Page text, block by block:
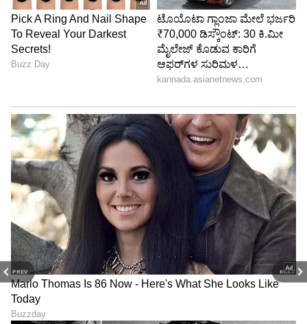
PREV NEXT